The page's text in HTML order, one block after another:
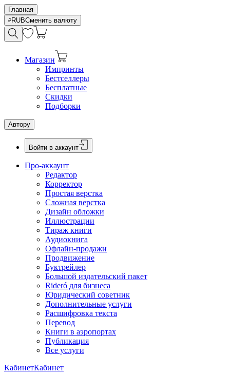
Главная
RUBСменить валюту
Магазин
Импринты
Бестселлеры
Бесплатные
Скидки
Подборки
Автору
Войти в аккаунт
Про-аккаунт
Редактор
Корректор
Простая верстка
Сложная верстка
Дизайн обложки
Иллюстрации
Тираж книги
Аудиокнига
Офлайн-продажи
Продвижение
Буктрейлер
Большой издательский пакет
Rideró для бизнеса
Юридический советник
Дополнительные услуги
Расшифровка текста
Перевод
Книги в аэропортах
Публикация
Все услуги
КабинетКабинет